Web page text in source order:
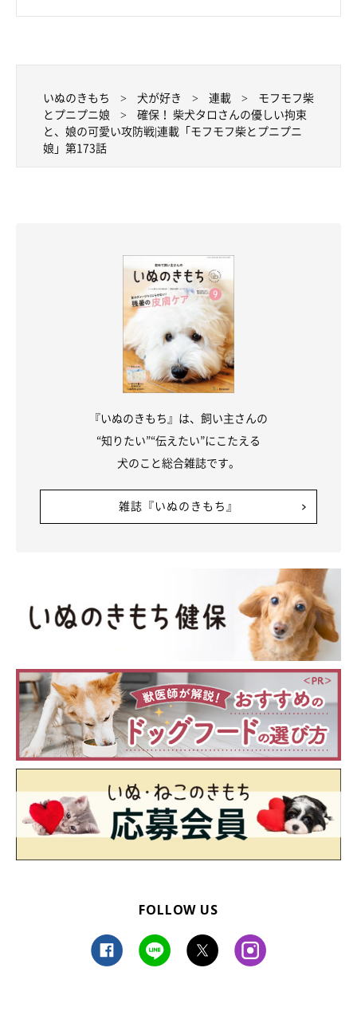
このように、ゆっくり優しく退こうと頑張っている娘ですが、そ
んなことはお構いなしにタロさんはまたすぐに娘に乗っているの
でした。
いぬのきもち 犬が好き 連載
モフモフ柴
とプニプニ娘
確保！ 柴犬タロさんの優しい拘束
と、娘の可愛い攻防戦|連載「モフモフ柴とプニプニ
娘」第173話
『いぬのきもち』は、飼い主さんの
“知りたい”“伝えたい”にこたえる
犬のこと総合雑誌です。
雑誌『いぬのきもち』
FOLLOW US